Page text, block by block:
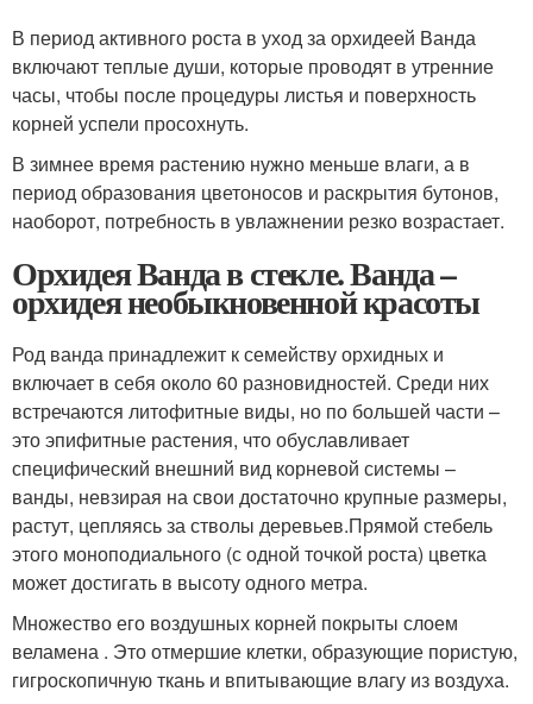
В период активного роста в уход за орхидеей Ванда
включают теплые души, которые проводят в утренние
часы, чтобы после процедуры листья и поверхность
корней успели просохнуть.
В зимнее время растению нужно меньше влаги, а в
период образования цветоносов и раскрытия бутонов,
наоборот, потребность в увлажнении резко возрастает.
Орхидея Ванда в стекле. Ванда –
орхидея необыкновенной красоты
Род ванда принадлежит к семейству орхидных и
включает в себя около 60 разновидностей. Среди них
встречаются литофитные виды, но по большей части –
это эпифитные растения, что обуславливает
специфический внешний вид корневой системы –
ванды, невзирая на свои достаточно крупные размеры,
растут, цепляясь за стволы деревьев.Прямой стебель
этого моноподиального (с одной точкой роста) цветка
может достигать в высоту одного метра.
Множество его воздушных корней покрыты слоем
веламена . Это отмершие клетки, образующие пористую,
гигроскопичную ткань и впитывающие влагу из воздуха.